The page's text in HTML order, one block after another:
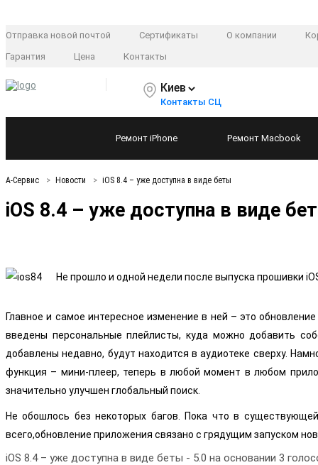
Отправка новой почтой Сертификаты О компании
Гарантия
Цена Контакты
Киев
Контакты СЦ
Ремонт iPhone Ремонт Macbook
А-Сервис Новости iOS 8.4 – уже доступна в виде беты
iOS 8.4 – уже доступна в виде
Не прошло и одной недели после выпуска прошивки
Главное и самое интересное изменение в ней – это
введены персональные плейлисты, куда можно добавить
добавлены недавно, будут находится в аудиотеке сверху.
функция – мини-плеер, теперь в любой момент в любом
значительно улучшен глобальный поиск.
Не обошлось без некоторых багов. Пока что в
всего,обновление приложения связано с грядущим запуском
iOS 8.4 – уже доступна в виде беты - 5.0 на основании 3